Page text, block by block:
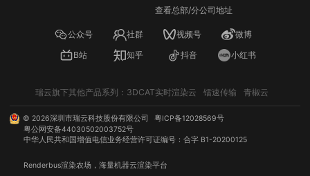
查看总部/分公司地址
公众号 社群 视频号
微博
B站
知乎 抖音 小红书
瑞云旗下其他产品系列： 3DCAT实时渲染云 镭速传输 青椒云
© 2026深圳市瑞云科技股份有限公司
粤ICP备12028569号
粤公网安备44030502003752号
中华人民共和国增值电信业务经营许可证编号：合字 B1-20200125
Renderbus渲染农场 ，海量机器云渲染平台